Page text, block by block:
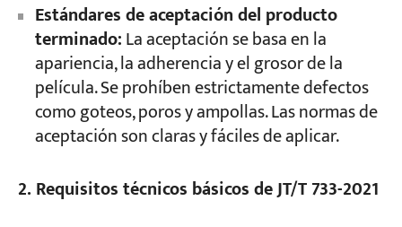
Estándares de aceptación del producto
terminado:La aceptación se basa en la
apariencia, la adherencia y el grosor de la
película. Se prohíben estrictamente defectos
como goteos, poros y ampollas. Las normas de
aceptación son claras y fáciles de aplicar.
2. Requisitos técnicos básicos de JT/T 733-2021